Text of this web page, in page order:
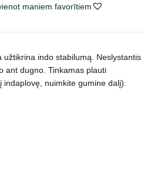
maniem favorītiem
užtikrina indo stabilumą. Neslystantis
ant dugno. Tinkamas plauti
nuimkite gumine dalį).